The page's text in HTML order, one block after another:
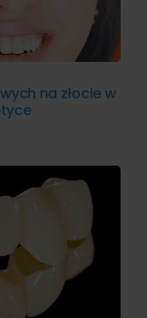
na złocie w